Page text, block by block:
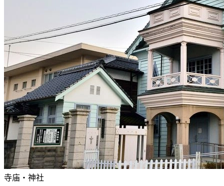
寺庙・神社